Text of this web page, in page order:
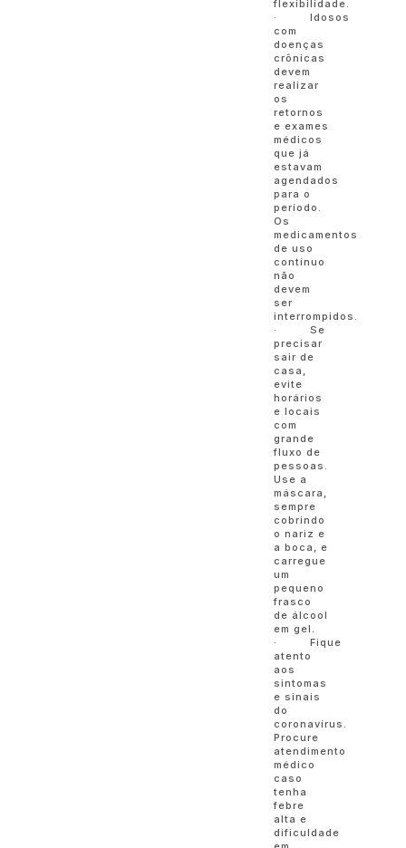
flexibilidade.
· Idosos
com
doenças
crônicas
devem
realizar
os
retornos
e exames
médicos
que já
estavam
agendados
para o
período.
Os
medicamentos
de uso
contínuo
não
devem
ser
interrompidos.
· Se
precisar
sair de
casa,
evite
horários
e locais
com
grande
fluxo de
pessoas.
Use a
máscara,
sempre
cobrindo
o nariz e
a boca, e
carregue
um
pequeno
frasco
de álcool
em gel.
· Fique
atento
aos
sintomas
e sinais
do
coronavírus.
Procure
atendimento
médico
caso
tenha
febre
alta e
dificuldade